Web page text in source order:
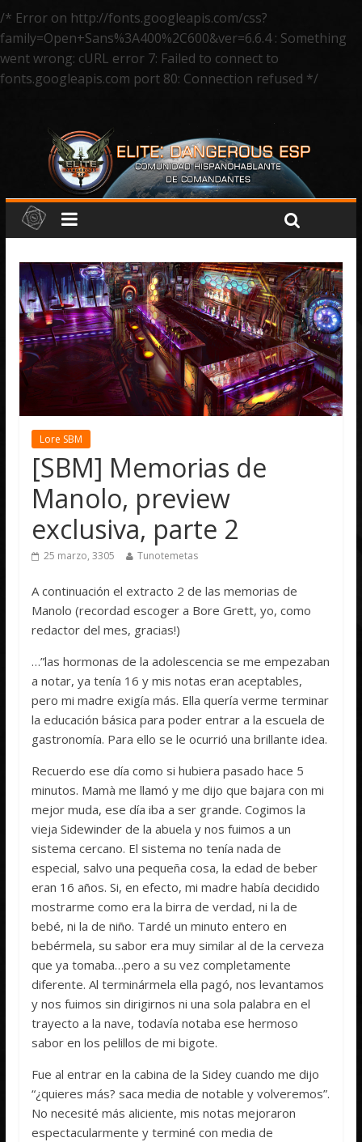
/* Error on http://fonts.googleapis.com/css?
family=Open+Sans%3A400%2C600&ver=6.6.4 : Something
went wrong: cURL error 7: Failed to connect to
fonts.googleapis.com port 80: Connection refused */
Lore SBM
[SBM] Memorias de
Manolo, preview
exclusiva, parte 2
25 marzo, 3305 Tunotemetas
A continuación el extracto 2 de las memorias de
Manolo (recordad escoger a Bore Grett, yo, como
redactor del mes, gracias!)
…”las hormonas de la adolescencia se me empezaban
a notar, ya tenía 16 y mis notas eran aceptables,
pero mi madre exigía más. Ella quería verme terminar
la educación básica para poder entrar a la escuela de
gastronomía. Para ello se le ocurrió una brillante idea.
Recuerdo ese día como si hubiera pasado hace 5
minutos. Mamà me llamó y me dijo que bajara con mi
mejor muda, ese día iba a ser grande. Cogimos la
vieja Sidewinder de la abuela y nos fuimos a un
sistema cercano. El sistema no tenía nada de
especial, salvo una pequeña cosa, la edad de beber
eran 16 años. Si, en efecto, mi madre había decidido
mostrarme como era la birra de verdad, ni la de
bebé, ni la de niño. Tardé un minuto entero en
bebérmela, su sabor era muy similar al de la cerveza
que ya tomaba…pero a su vez completamente
diferente. Al terminármela ella pagó, nos levantamos
y nos fuimos sin dirigirnos ni una sola palabra en el
trayecto a la nave, todavía notaba ese hermoso
sabor en los pelillos de mi bigote.
Fue al entrar en la cabina de la Sidey cuando me dijo
“¿quieres más? saca media de notable y volveremos”.
No necesité más aliciente, mis notas mejoraron
espectacularmente y terminé con media de